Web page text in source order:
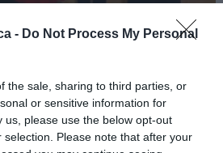
- Do Not Process My Personal
the sale, sharing to third parties, or
or sensitive information for
us, please use the below opt-out
Please note that after your
Italiene a aprobat
Română a Italiei